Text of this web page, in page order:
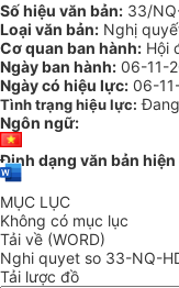
Số hiệu văn bản: 33/
Loại văn bản: Nghị
Cơ quan ban hành: Hội
Ngày ban hành: 06-11-
Ngày có hiệu lực: 06-
Tình trạng hiệu lực:
Ngôn ngữ:
Định dạng văn bản hiện
MỤC LỤC
Không có mục lục
Tải về (WORD)
Nghi quyet so 33-NQ-
Tải lược đồ